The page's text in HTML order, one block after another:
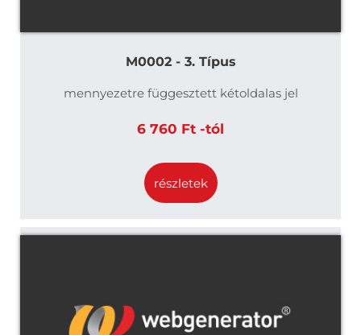
M0002 - 3. Típus
mennyezetre függesztett kétoldalas jel
6 760 Ft -tól
részletek